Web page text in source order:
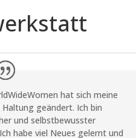
hat sich meine
Haltung geändert. Ich bin
und selbstbewusster
habe viel Neues gelernt und